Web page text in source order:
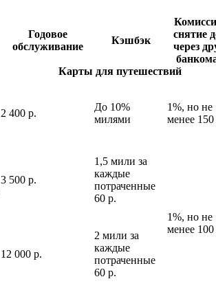
Годовое
обслуживание
Кэшбэк
снятие
через
Карты для путешествий
2 400 р.
До 10%
милями
1%, но не
менее 150
3 500 р.
1,5 мили за
каждые
потраченные
60 р.
1%, но не
менее 100
12 000 р.
2 мили за
каждые
потраченные
60 р.